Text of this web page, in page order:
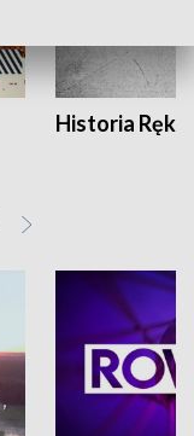
Historia Ręką